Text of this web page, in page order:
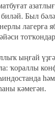
Был
лагерға
ыңғай
ҡораллы
кәмегән.